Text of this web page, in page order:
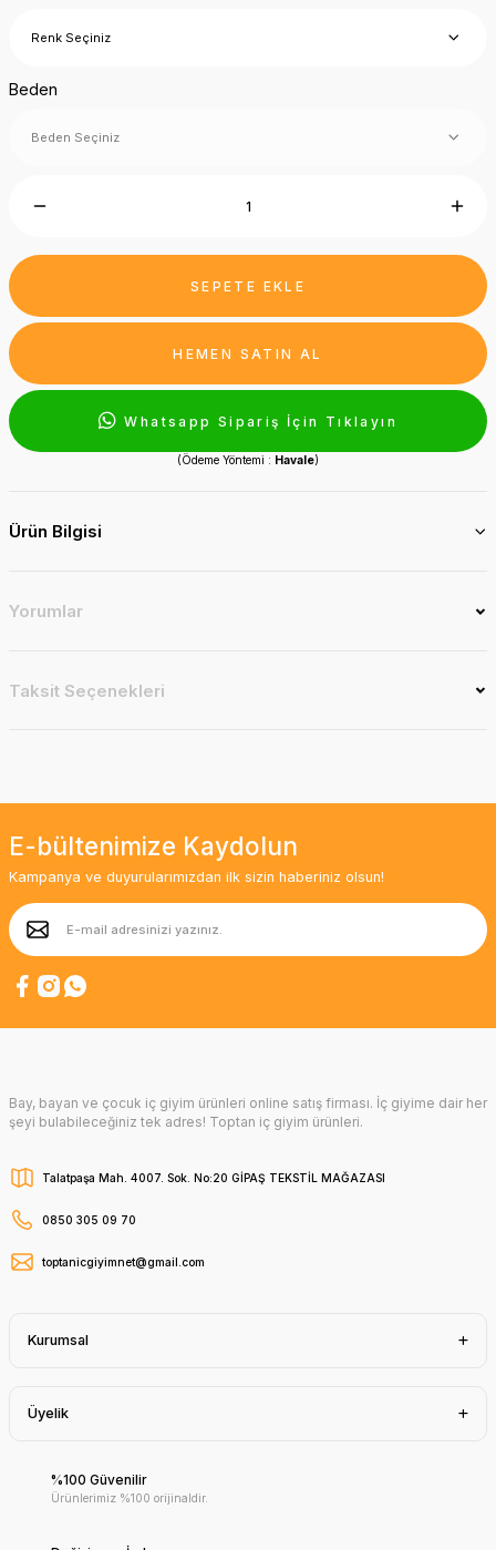
Beden
SEPETE EKLE
HEMEN SATIN AL
Whatsapp Sipariş İçin Tıklayın
(Ödeme Yöntemi : Havale)
Ürün Bilgisi
Yorumlar
Taksit Seçenekleri
E-bültenimize Kaydolun
Kampanya ve duyurularımızdan ilk sizin haberiniz olsun!
Bay, bayan ve çocuk iç giyim ürünleri online satış firması. İç giyime dair her
şeyi bulabileceğiniz tek adres! Toptan iç giyim ürünleri.
Talatpaşa Mah. 4007. Sok. No:20 GİPAŞ TEKSTİL MAĞAZASI
0850 305 09 70
toptanicgiyimnet@gmail.com
Kurumsal
Üyelik
%100 Güvenilir
Ürünlerimiz %100 orijinaldir.